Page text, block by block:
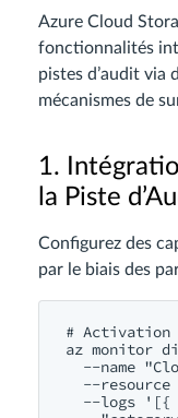
Azure Cloud
fonctionnalités
pistes d’audit via
mécanismes de
1.
la Piste
Configurez des
par le biais des
# Activation
az monitor
--name
--resource
  --logs '[{